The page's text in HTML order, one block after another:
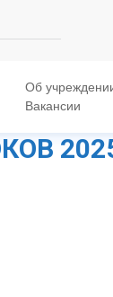
Об
Вакансии